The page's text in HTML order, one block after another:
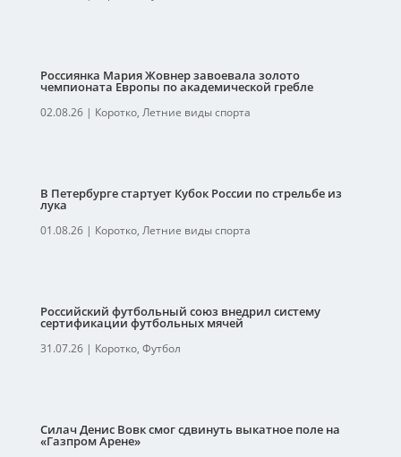
Россиянка Мария Жовнер завоевала золото
чемпионата Европы по академической гребле
02.08.26| Коротко, Летние виды спорта
В Петербурге стартует Кубок России по стрельбе из
лука
01.08.26| Коротко, Летние виды спорта
Российский футбольный союз внедрил систему
сертификации футбольных мячей
31.07.26| Коротко, Футбол
Силач Денис Вовк смог сдвинуть выкатное поле на
«Газпром Арене»